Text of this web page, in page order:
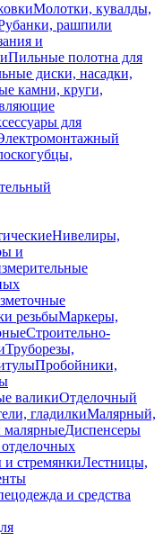
Молотки, кувалды,
рашпили
и
Пильные полотна для
диски, насадки,
камни, круги,
для
Нивелиры,
и
резьбыМаркеры,
Строительно-
Труборезы,
Пробойники,
валикиОтделочный
гладилкиМалярный,
малярныеДиспенсеры
стремянкиЛестницы,
и средства